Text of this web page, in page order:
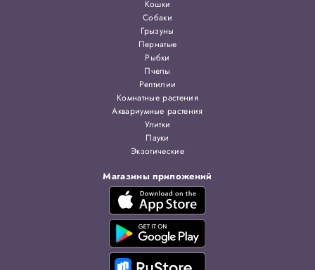
Кошки
Собаки
Грызуны
Пернатые
Рыбки
Пчелы
Рептилии
Комнатные растения
Аквариумные растения
Улитки
Пауки
Экзотические
Магазины приложений